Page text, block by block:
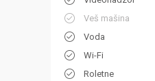
Veš mašina
Voda
Wi-Fi
Roletne